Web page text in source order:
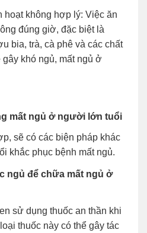
hoạt không hợp lý: Việc ăn
đúng giờ, đặc biệt là
bia, trà, cà phê và các chất
khó ngủ, mất ngủ ở
mất ngủ ở người lớn tuổi
sẽ có các biện pháp khác
khắc phục bệnh mất ngủ.
ngủ để chữa mất ngủ ở
sử dụng thuốc an thần khi
thuốc này có thể gây tác